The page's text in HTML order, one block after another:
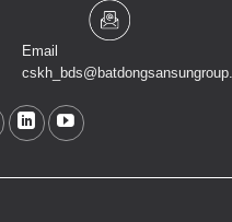
Email